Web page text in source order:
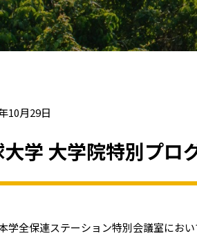
10月29日
学 大学院特別プロ
学全保連ステーション特別会議室にお